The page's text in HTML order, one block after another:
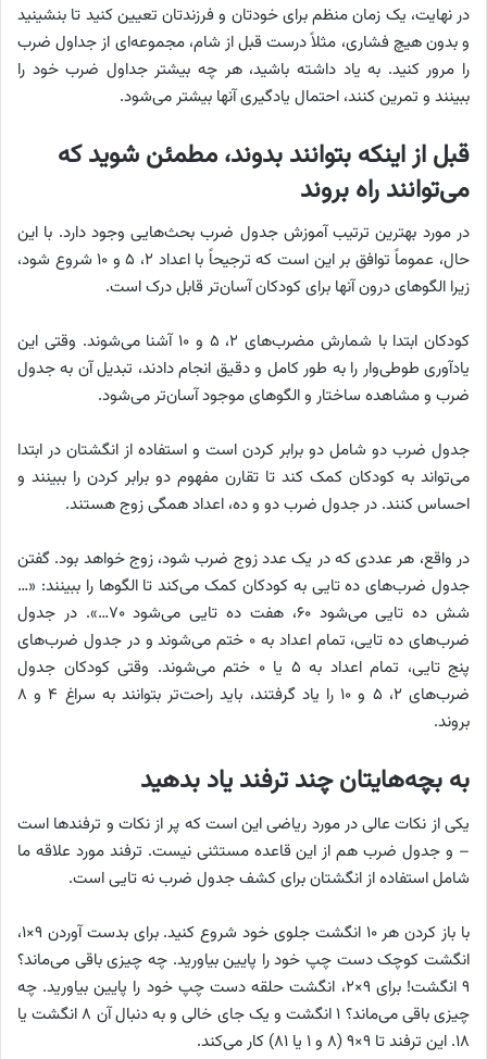
در نهایت، یک زمان منظم برای خودتان و فرزندتان تعیین کنید تا بنشینید
و بدون هیچ فشاری، مثلاً درست قبل از شام، مجموعه‌ای از جداول ضرب
را مرور کنید. به یاد داشته باشید، هر چه بیشتر جداول ضرب خود را
ببینند و تمرین کنند، احتمال یادگیری آنها بیشتر می‌شود.
قبل از اینکه بتوانند بدوند، مطمئن شوید که
می‌توانند راه بروند
در مورد بهترین ترتیب آموزش جدول ضرب بحث‌هایی وجود دارد. با این
حال، عموماً توافق بر این است که ترجیحاً با اعداد ۲، ۵ و ۱۰ شروع شود،
زیرا الگوهای درون آنها برای کودکان آسان‌تر قابل درک است.
کودکان ابتدا با شمارش مضرب‌های ۲، ۵ و ۱۰ آشنا می‌شوند. وقتی این
یادآوری طوطی‌وار را به طور کامل و دقیق انجام دادند، تبدیل آن به جدول
ضرب و مشاهده ساختار و الگوهای موجود آسان‌تر می‌شود.
جدول ضرب دو شامل دو برابر کردن است و استفاده از انگشتان در ابتدا
می‌تواند به کودکان کمک کند تا تقارن مفهوم دو برابر کردن را ببینند و
احساس کنند. در جدول ضرب دو و ده، اعداد همگی زوج هستند.
در واقع، هر عددی که در یک عدد زوج ضرب شود، زوج خواهد بود. گفتن
جدول ضرب‌های ده تایی به کودکان کمک می‌کند تا الگوها را ببینند: «…
شش ده تایی می‌شود ۶۰، هفت ده تایی می‌شود ۷۰…». در جدول
ضرب‌های ده تایی، تمام اعداد به ۰ ختم می‌شوند و در جدول ضرب‌های
پنج تایی، تمام اعداد به ۵ یا ۰ ختم می‌شوند. وقتی کودکان جدول
ضرب‌های ۲، ۵ و ۱۰ را یاد گرفتند، باید راحت‌تر بتوانند به سراغ ۴ و ۸
بروند.
به بچه‌هایتان چند ترفند یاد بدهید
یکی از نکات عالی در مورد ریاضی این است که پر از نکات و ترفندها است
– و جدول ضرب هم از این قاعده مستثنی نیست. ترفند مورد علاقه ما
شامل استفاده از انگشتان برای کشف جدول ضرب نه تایی است.
با باز کردن هر ۱۰ انگشت جلوی خود شروع کنید. برای بدست آوردن ۹×۱،
انگشت کوچک دست چپ خود را پایین بیاورید. چه چیزی باقی می‌ماند؟
۹ انگشت! برای ۹×۲، انگشت حلقه دست چپ خود را پایین بیاورید. چه
چیزی باقی می‌ماند؟ ۱ انگشت و یک جای خالی و به دنبال آن ۸ انگشت یا
۱۸. این ترفند تا ۹×۹ (۸ و ۱ یا ۸۱) کار می‌کند.